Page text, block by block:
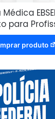
para
produto